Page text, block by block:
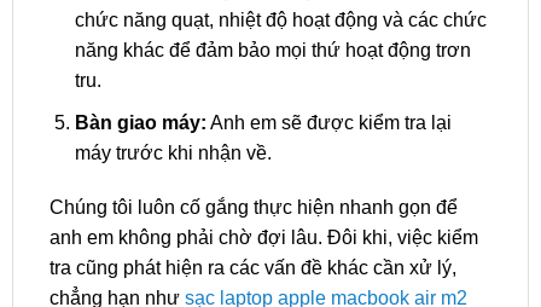
chức năng quạt, nhiệt độ hoạt động và các chức
năng khác để đảm bảo mọi thứ hoạt động trơn
tru.
Bàn giao máy: Anh em sẽ được kiểm tra lại
máy trước khi nhận về.
Chúng tôi luôn cố gắng thực hiện nhanh gọn để
anh em không phải chờ đợi lâu. Đôi khi, việc kiểm
tra cũng phát hiện ra các vấn đề khác cần xử lý,
chẳng hạn như sạc laptop apple macbook air m2